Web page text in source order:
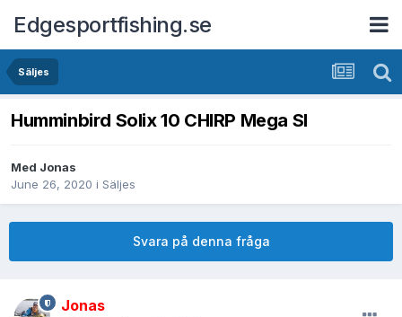
Edgesportfishing.se
Säljes
Humminbird Solix 10 CHIRP Mega SI
Med Jonas
June 26, 2020 i Säljes
Svara på denna fråga
Jonas